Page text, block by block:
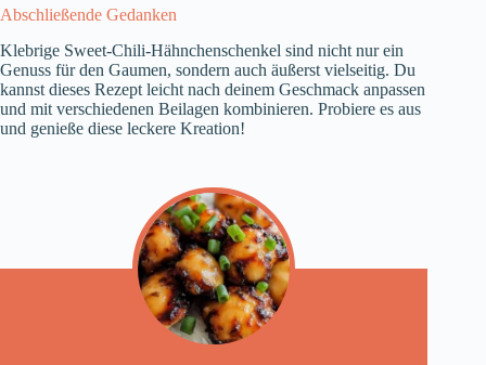
Abschließende Gedanken
Klebrige Sweet-Chili-Hähnchenschenkel sind nicht nur ein
Genuss für den Gaumen, sondern auch äußerst vielseitig. Du
kannst dieses Rezept leicht nach deinem Geschmack anpassen
und mit verschiedenen Beilagen kombinieren. Probiere es aus
und genieße diese leckere Kreation!